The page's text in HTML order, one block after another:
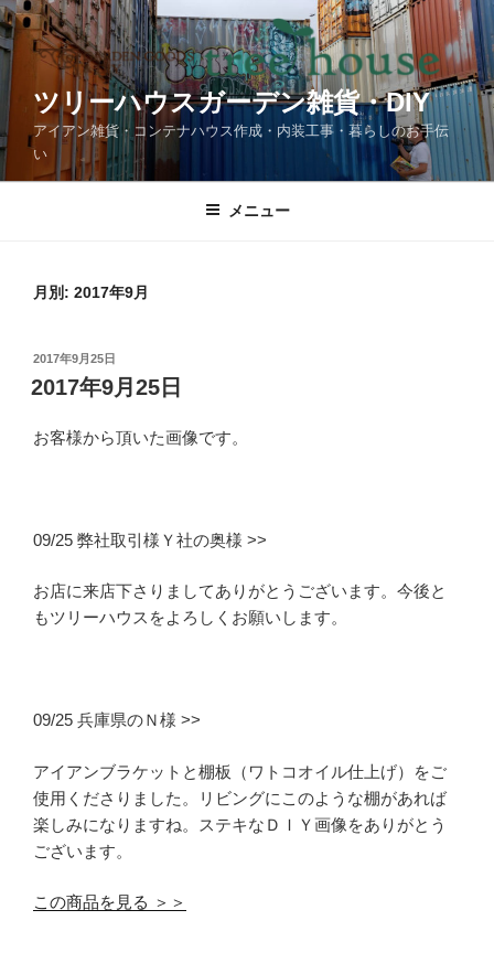
コ
ン
テ
ン
ツ
へ
ツリーハウスガーデン雑貨・DIY
アイアン雑貨・コンテナハウス作成・内装工事・暮らしのお手伝
い
メニュー
月別: 2017年9月
投
稿
日:
2017年9月25日
2017年9月25日
お客様から頂いた画像です。
09/25 弊社取引様Ｙ社の奥様 >>
お店に来店下さりましてありがとうございます。今後と
もツリーハウスをよろしくお願いします。
09/25 兵庫県のＮ様 >>
アイアンブラケットと棚板（ワトコオイル仕上げ）をご
使用くださりました。リビングにこのような棚があれば
楽しみになりますね。ステキなＤＩＹ画像をありがとう
ございます。
この商品を見る ＞＞